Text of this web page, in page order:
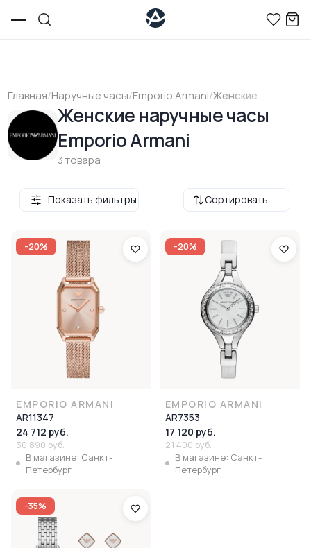
Главная/Наручные часы/Emporio Armani/Женские
Женские наручные часы
Emporio Armani
3 товара
Сортировать
Показать фильтры
-20%
EMPORIO ARMANI
AR11347
24 712 руб.
30 890 руб.
В магазине: Санкт-
Петербург
-20%
EMPORIO ARMANI
AR7353
17 120 руб.
21 400 руб.
В магазине: Санкт-
Петербург
-35%